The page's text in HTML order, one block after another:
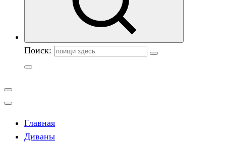
Поиск:
Главная
Диваны